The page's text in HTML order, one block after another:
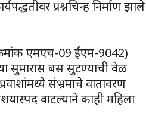
प्रश्नचिन्ह निर्माण झाले
एमएच-09 ईएम-9042)
सुमारास बस सुटण्याची वेळ
संभ्रमाचे वातावरण
वाटल्याने काही महिला